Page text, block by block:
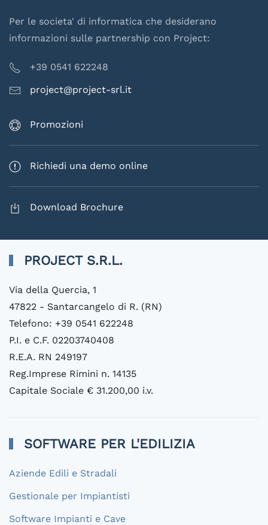
Per le societa' di informatica che desiderano
informazioni sulle partnership con Project:
+39 0541 622248
project@project-srl.it
Promozioni
Richiedi una demo online
Download Brochure
PROJECT S.R.L.
Via della Quercia, 1
47822 - Santarcangelo di R. (RN)
Telefono: +39 0541 622248
P.I. e C.F. 02203740408
R.E.A. RN 249197
Reg.Imprese Rimini n. 14135
Capitale Sociale € 31.200,00 i.v.
SOFTWARE PER L'EDILIZIA
Aziende Edili e Stradali
Gestionale per Impiantisti
Software Impianti e Cave